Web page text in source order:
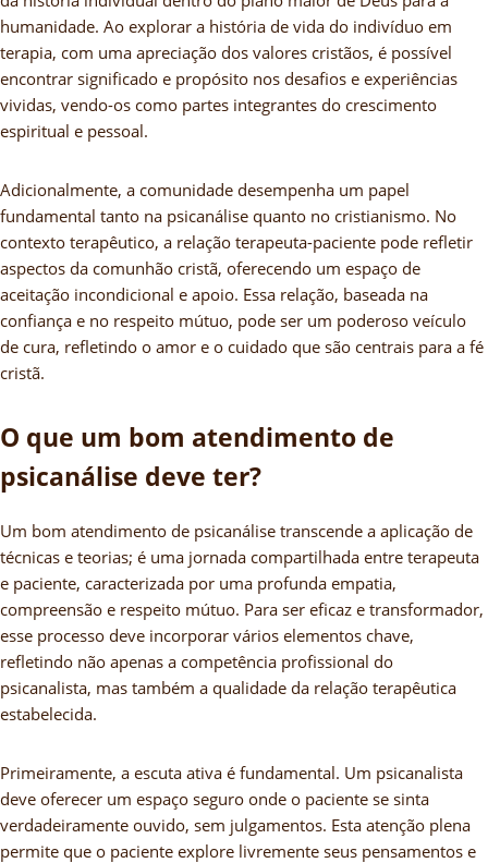
humanidade. Ao explorar a história de vida do indivíduo em
terapia, com uma apreciação dos valores cristãos, é possível
encontrar significado e propósito nos desafios e experiências
vividas, vendo-os como partes integrantes do crescimento
espiritual e pessoal.
Adicionalmente, a comunidade desempenha um papel
fundamental tanto na psicanálise quanto no cristianismo. No
contexto terapêutico, a relação terapeuta-paciente pode refletir
aspectos da comunhão cristã, oferecendo um espaço de
aceitação incondicional e apoio. Essa relação, baseada na
confiança e no respeito mútuo, pode ser um poderoso veículo
de cura, refletindo o amor e o cuidado que são centrais para a fé
cristã.
O que um bom atendimento de
psicanálise deve ter?
Um bom atendimento de psicanálise transcende a aplicação de
técnicas e teorias; é uma jornada compartilhada entre terapeuta
e paciente, caracterizada por uma profunda empatia,
compreensão e respeito mútuo. Para ser eficaz e transformador,
esse processo deve incorporar vários elementos chave,
refletindo não apenas a competência profissional do
psicanalista, mas também a qualidade da relação terapêutica
estabelecida.
Primeiramente, a escuta ativa é fundamental. Um psicanalista
deve oferecer um espaço seguro onde o paciente se sinta
verdadeiramente ouvido, sem julgamentos. Esta atenção plena
permite que o paciente explore livremente seus pensamentos e